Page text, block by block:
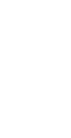
något av